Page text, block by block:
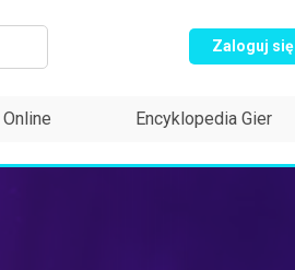
Zaloguj się
Online Encyklopedia Gier